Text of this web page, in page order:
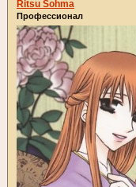
Ritsu Sohma
Профессионал